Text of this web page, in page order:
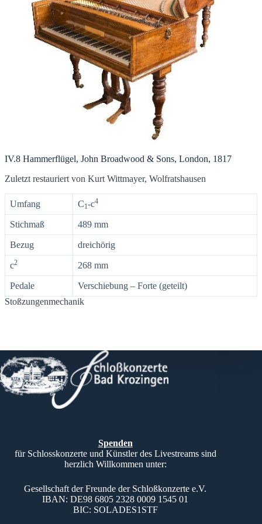
IV.8 Hammerflügel, John Broadwood & Sons, London, 1817
Zuletzt restauriert von Kurt Wittmayer, Wolfratshausen
Umfang C1-c4
Stichmaß 489 mm
Bezug dreichörig
c2 268 mm
Pedale
Verschiebung – Forte (geteilt)
Stoßzungenmechanik
Spenden
für Schlosskonzerte und Künstler des Livestreams sind
herzlich Willkommen unter:
Gesellschaft der Freunde der Schloßkonzerte e.V.
IBAN: DE98 6805 2328 0009 1545 01
BIC: SOLADES1STF